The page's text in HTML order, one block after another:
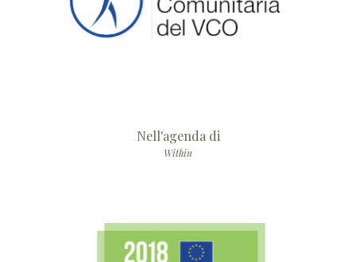
Nell'agenda di
Within